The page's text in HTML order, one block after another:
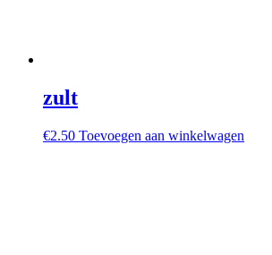
zult
€2.50 Toevoegen aan winkelwagen